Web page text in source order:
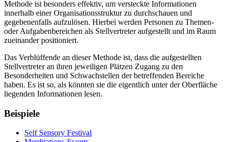
Methode ist besonders effektiv, um versteckte Informationen
innerhalb einer Organisationsstruktur zu durchschauen und
gegebenenfalls aufzulösen. Hierbei werden Personen zu Themen-
oder Aufgabenbereichen als Stellvertreter aufgestellt und im Raum
zueinander positioniert.
Das Verblüffende an dieser Methode ist, dass die aufgestellten
Stellvertreter an ihren jeweiligen Plätzen Zugang zu den
Besonderheiten und Schwachstellen der betreffenden Bereiche
haben. Es ist so, als könnten sie die eigentlich unter der Oberfläche
liegenden Informationen lesen.
Beispiele
Self Sensory Festival